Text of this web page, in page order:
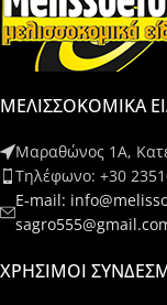
ΜΕΛΙΣΣΟΚΟΜΙΚΑ
Μαραθώνος 1Α,
Τηλέφωνο: +30
E-mail:
ΧΡΉΣΙΜΟΙ